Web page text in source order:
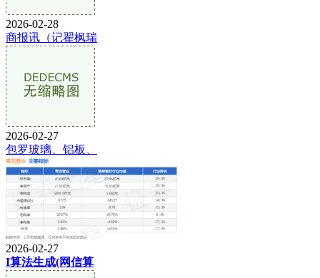
2026-02-28
商报讯（记翟枫瑞
2026-02-27
包罗玻璃、铝板、
2026-02-27
I算法生成(网信算